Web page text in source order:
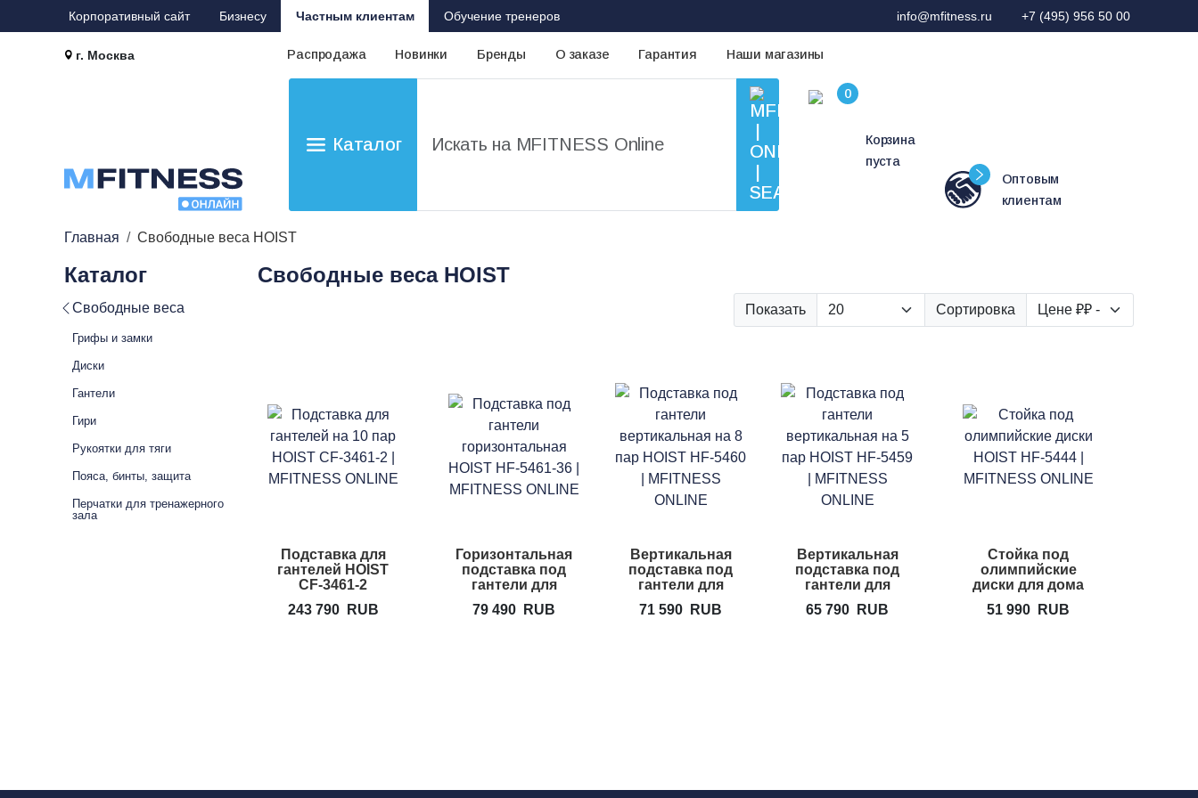
Корпоративный сайт Бизнесу Частным клиентам Обучение тренеров info@mfitness.ru +7 (495) 956 50 00
г. Москва Распродажа Новинки Бренды О заказе Гарантия Наши магазины
Каталог
Корзина
пуста
Оптовым
клиентам
Главная Свободные веса HOIST
Каталог
Свободные веса
Грифы и замки
Диски
Гантели
Гири
Рукоятки для тяги
Пояса, бинты, защита
Перчатки для тренажерного
зала
Свободные веса HOIST
Показать Сортировка
Подставка для
гантелей HOIST
CF-3461-2
243 790
RUB
Горизонтальная
подставка под
гантели для
5461-36
79 490 RUB
Вертикальная
подставка под
гантели для
5460
71 590 RUB
Вертикальная
подставка под
гантели для
5459
65 790 RUB
Стойка под
олимпийские
диски для дома
51 990 RUB